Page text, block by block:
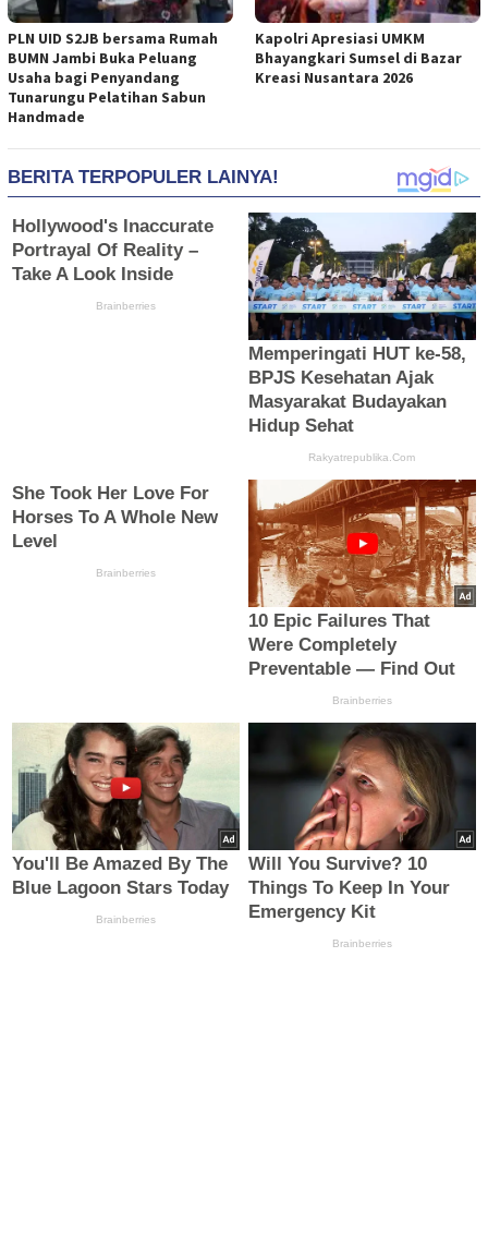
PLN UID S2JB bersama Rumah
BUMN Jambi Buka Peluang
Usaha bagi Penyandang
Tunarungu Pelatihan Sabun
Handmade
Kapolri Apresiasi UMKM
Bhayangkari Sumsel di Bazar
Kreasi Nusantara 2026